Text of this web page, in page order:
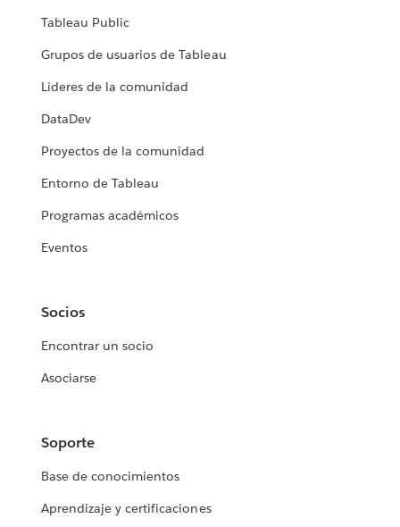
Tableau Public
Grupos de usuarios de Tableau
Líderes de la comunidad
DataDev
Proyectos de la comunidad
Entorno de Tableau
Programas académicos
Eventos
Socios
Encontrar un socio
Asociarse
Soporte
Base de conocimientos
Aprendizaje y certificaciones